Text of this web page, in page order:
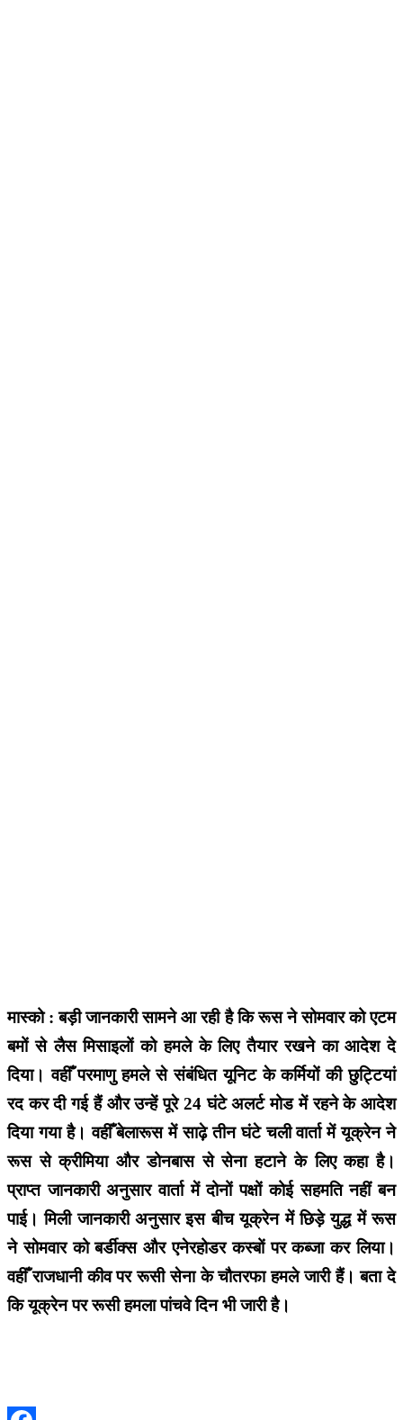
मास्को : बड़ी जानकारी सामने आ रही है कि रूस ने सोमवार को एटम
बमों से लैस मिसाइलों को हमले के लिए तैयार रखने का आदेश दे
दिया। वहीँ परमाणु हमले से संबंधित यूनिट के कर्मियों की छुट्टियां
रद कर दी गई हैं और उन्हें पूरे 24 घंटे अलर्ट मोड में रहने के आदेश
दिया गया है। वहीँ बेलारूस में साढ़े तीन घंटे चली वार्ता में यूक्रेन ने
रूस से क्रीमिया और डोनबास से सेना हटाने के लिए कहा है।
प्राप्त जानकारी अनुसार वार्ता में दोनों पक्षों कोई सहमति नहीं बन
पाई। मिली जानकारी अनुसार इस बीच यूक्रेन में छिड़े युद्ध में रूस
ने सोमवार को बर्डीक्स और एनेरहोडर कस्बों पर कब्जा कर लिया।
वहीँ राजधानी कीव पर रूसी सेना के चौतरफा हमले जारी हैं। बता दे
कि यूक्रेन पर रूसी हमला पांचवे दिन भी जारी है।